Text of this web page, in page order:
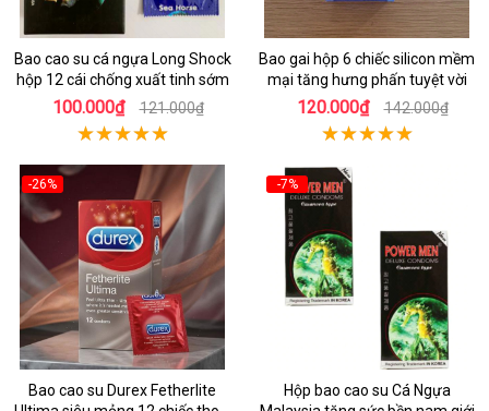
Bao cao su cá ngựa Long Shock
hộp 12 cái chống xuất tinh sớm
100.000₫ 121.000₫
Bao gai hộp 6 chiếc silicon mềm
mại tăng hưng phấn tuyệt vời
120.000₫ 142.000₫
-26%
Bao cao su Durex Fetherlite
-7%
Hộp bao cao su Cá Ngựa